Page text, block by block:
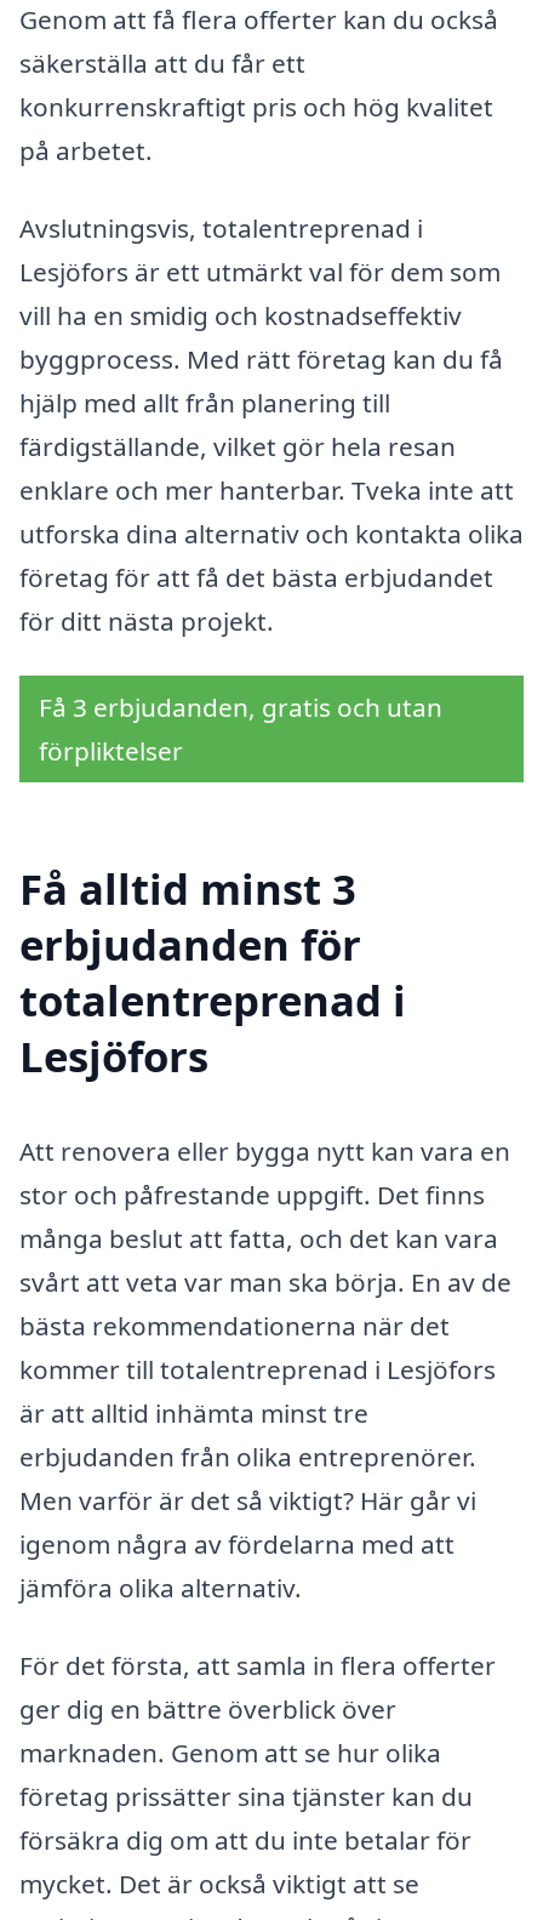
Genom att få flera offerter kan du också
säkerställa att du får ett
konkurrenskraftigt pris och hög kvalitet
på arbetet.
Avslutningsvis, totalentreprenad i
Lesjöfors är ett utmärkt val för dem som
vill ha en smidig och kostnadseffektiv
byggprocess. Med rätt företag kan du få
hjälp med allt från planering till
färdigställande, vilket gör hela resan
enklare och mer hanterbar. Tveka inte att
utforska dina alternativ och kontakta olika
företag för att få det bästa erbjudandet
för ditt nästa projekt.
Få 3 erbjudanden, gratis och utan
förpliktelser
Få alltid minst 3
erbjudanden för
totalentreprenad i
Lesjöfors
Att renovera eller bygga nytt kan vara en
stor och påfrestande uppgift. Det finns
många beslut att fatta, och det kan vara
svårt att veta var man ska börja. En av de
bästa rekommendationerna när det
kommer till totalentreprenad i Lesjöfors
är att alltid inhämta minst tre
erbjudanden från olika entreprenörer.
Men varför är det så viktigt? Här går vi
igenom några av fördelarna med att
jämföra olika alternativ.
För det första, att samla in flera offerter
ger dig en bättre överblick över
marknaden. Genom att se hur olika
företag prissätter sina tjänster kan du
försäkra dig om att du inte betalar för
mycket. Det är också viktigt att se